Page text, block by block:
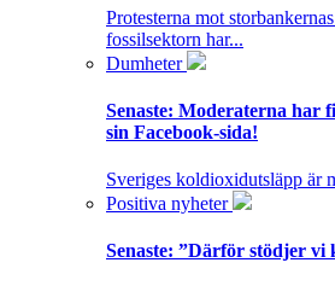
Protesterna mot
fossilsektorn har...
Dumheter
Senaste: Moderaterna har
sin Facebook-sida!
Sveriges koldioxidutsläpp är
Positiva nyheter
Senaste: ”Därför stödjer vi